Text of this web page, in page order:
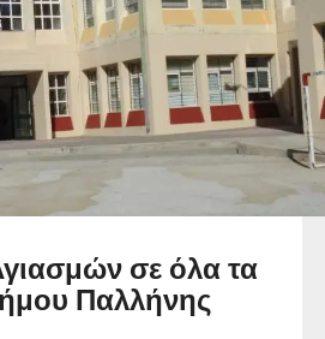
σε όλα τα
Παλλήνης